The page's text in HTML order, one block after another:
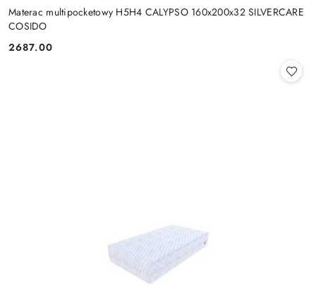
Materac multipocketowy H5H4 CALYPSO 160x200x32 SILVERCARE
COSIDO
Cena:
2687.00